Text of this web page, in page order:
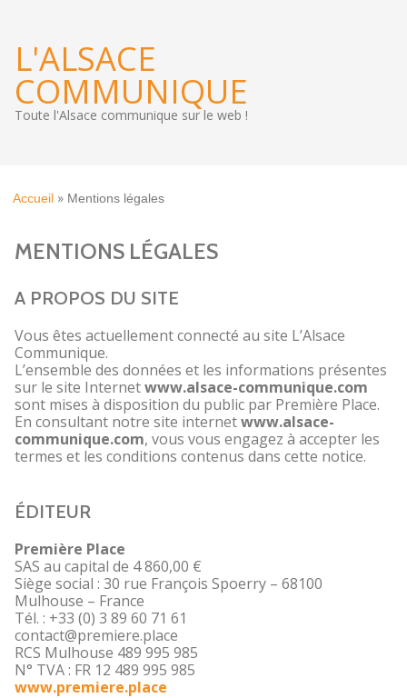
L'ALSACE
COMMUNIQUE
Toute l'Alsace communique sur le web !
Accueil » Mentions légales
MENTIONS LÉGALES
A PROPOS DU SITE
Vous êtes actuellement connecté au site L’Alsace
Communique.
L’ensemble des données et les informations présentes
sur le site Internetwww.alsace-communique.com
sont mises à disposition du public par Première Place.
En consultant notre site internetwww.alsace-
communique.com, vous vous engagez à accepter les
termes et les conditions contenus dans cette notice.
ÉDITEUR
Première Place
SAS au capital de 4 860,00 €
Siège social : 30 rue François Spoerry – 68100
Mulhouse – France
Tél. : +33 (0) 3 89 60 71 61
contact@premiere.place
RCS Mulhouse 489 995 985
N° TVA : FR 12 489 995 985
www.premiere.place